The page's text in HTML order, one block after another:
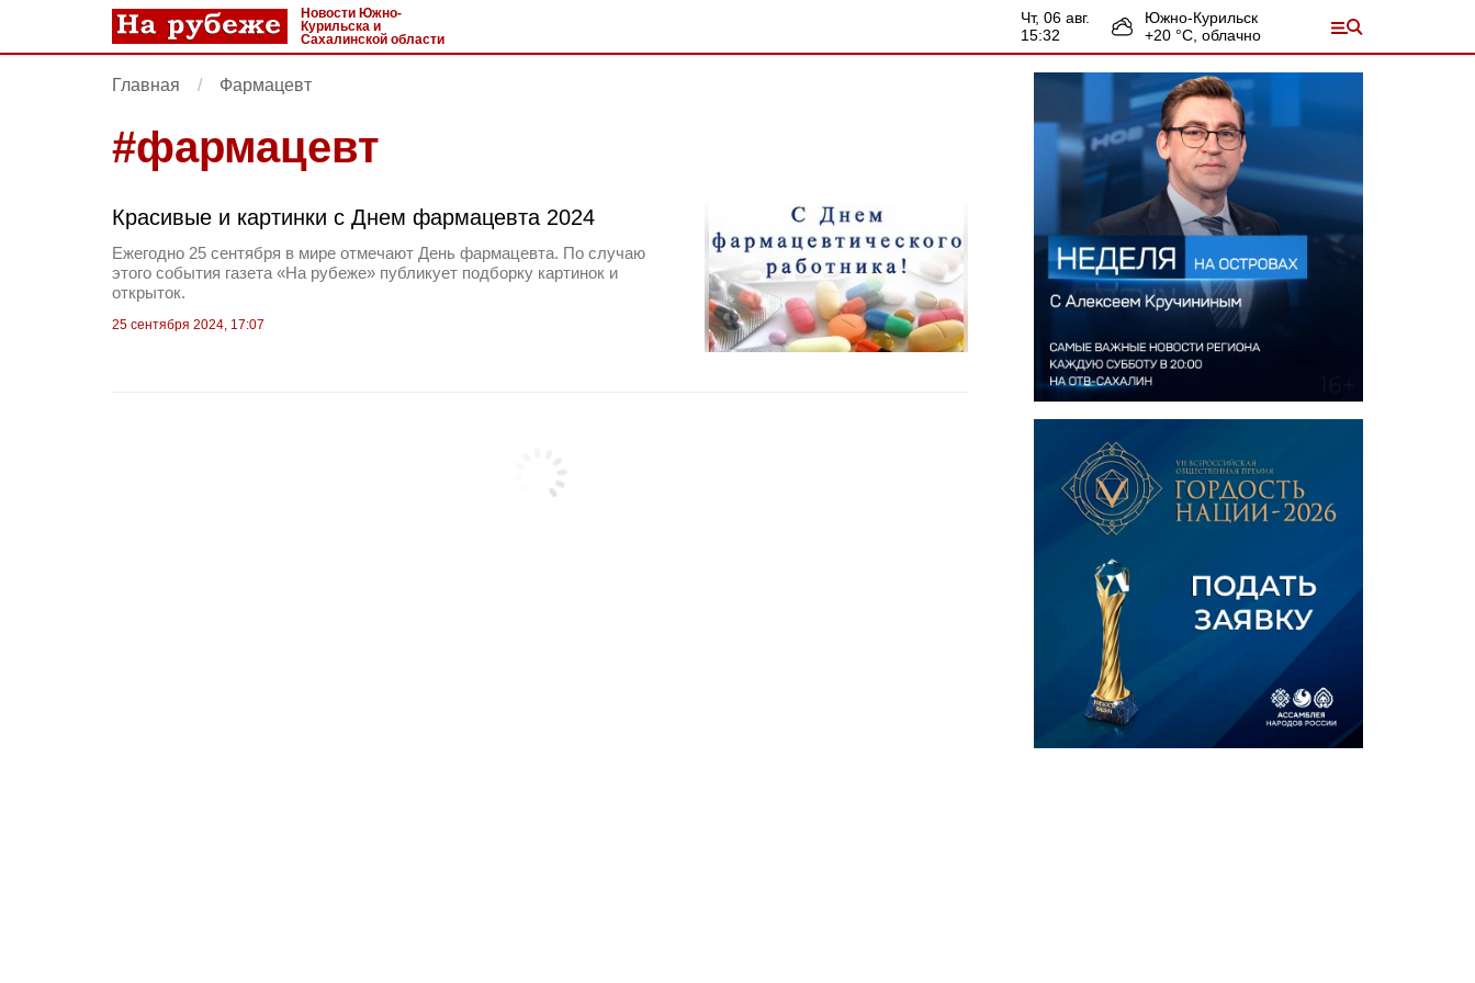
Новости Южно-
Курильска и
Сахалинской области
чт, 06 авг.
15:32
Южно-Курильск
+20 °С, облачно
Главная Фармацевт
#фармацевт
Красивые и картинки с Днем фармацевта 2024
Ежегодно 25 сентября в мире отмечают День фармацевта. По случаю
этого события газета «На рубеже» публикует подборку картинок и
открыток.
25 сентября 2024, 17:07